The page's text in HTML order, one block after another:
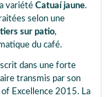
variété Catuaí jaune.
selon une
sur patio,
du café.
dans une forte
transmis par son
Excellence 2015. La